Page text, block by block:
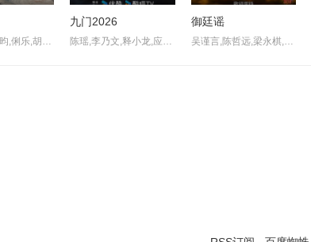
刘尚麟,张景昀,俐乐,胡亦瑶,汪子夕
九门2026
陈瑶,李乃文,释小龙,应昊茗,王劲松,胡耘豪,季肖冰,陈伟霆,徐正溪,曾舜晞,王奕婷
御廷谣
吴谨言,陈哲远,梁永棋,赵昭仪,张南,郭品超,盛一伦,吴岱融,黄祖鑫,宋麒